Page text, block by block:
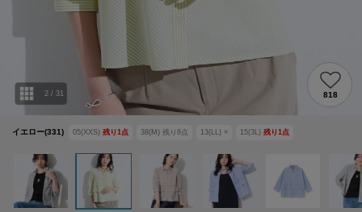
イエロー(331) 05(XXS) 残り 1点 38(M) 残り 8点 13(LL) × 15(3L) 残り 1点
2 / 31 818